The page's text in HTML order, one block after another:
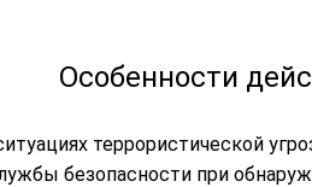
Особенности
террористической
безопасности при